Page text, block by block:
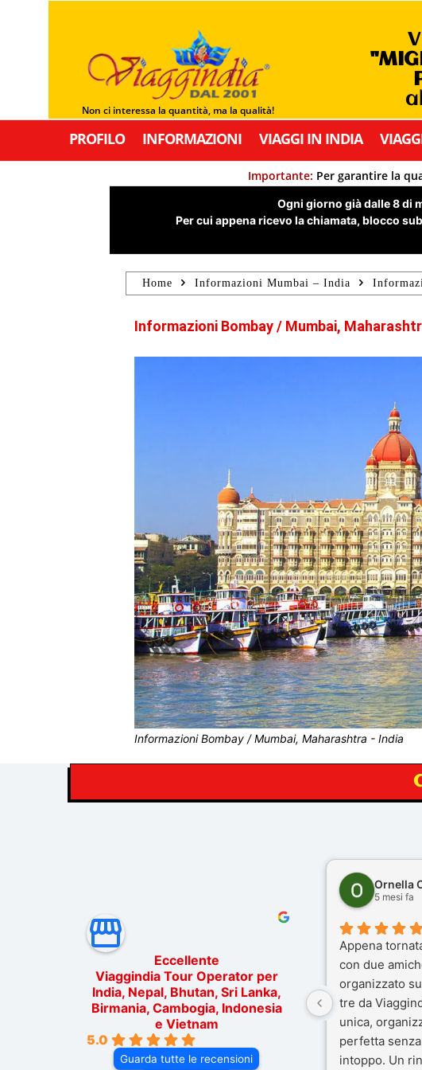
Non ci interessa la quantità, ma la qualità!
PROFILO INFORMAZIONI VIAGGI IN INDIA
Importante: Per garantire la
Ogni giorno già dalle 8 di
Per cui appena ricevo la chiamata, blocco
Home Informazioni Mumbai – India
Informazioni Bombay / Mumbai,
Informazioni Bombay / Mumbai, Maharashtra - India
Eccellente
Viaggindia Tour Operator per
India, Nepal, Bhutan, Sri Lanka,
Birmania, Cambogia, Indonesia
e Vietnam
5.0
Guarda tutte le recensioni
Ornella
5 mesi fa
Appena
con due
organizzato
tre da
unica,
perfetta
intoppo. Un